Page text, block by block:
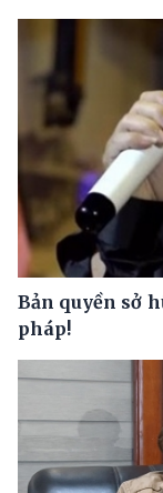
Bản quyền sở
pháp!